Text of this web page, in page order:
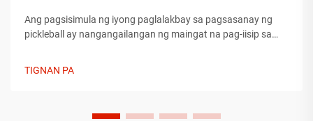
Ang pagsisimula ng iyong paglalakbay sa pagsasanay ng
pickleball ay nangangailangan ng maingat na pag-iisip sa
TIGNAN PA